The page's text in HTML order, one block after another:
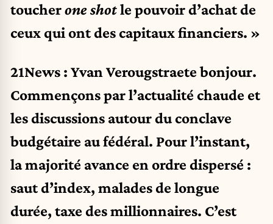
toucherone shotle pouvoir d’achat de
ceux qui ont des capitaux financiers. »
21News : Yvan Verougstraete bonjour.
Commençons par l’actualité chaude et
les discussions autour du conclave
budgétaire au fédéral. Pour l’instant,
la majorité avance en ordre dispersé :
saut d’index, malades de longue
durée, taxe des millionnaires. C’est